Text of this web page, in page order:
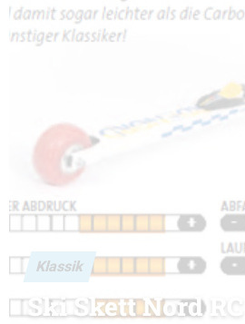
Klassik
Ski Skett Nord RC